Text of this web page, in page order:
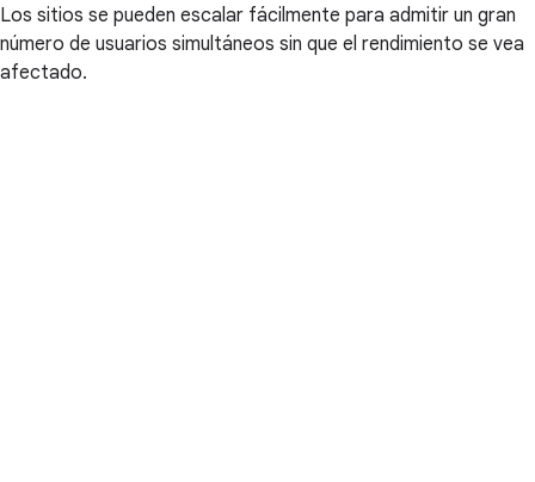
Los sitios se pueden escalar fácilmente para admitir un gran
número de usuarios simultáneos sin que el rendimiento se vea
afectado.